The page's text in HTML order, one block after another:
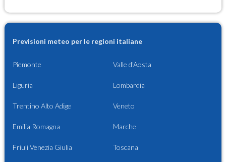
Previsioni meteo per le regioni italiane
Piemonte Valle d'Aosta
Liguria Lombardia
Trentino Alto Adige Veneto
Emilia Romagna Marche
Friuli Venezia Giulia Toscana